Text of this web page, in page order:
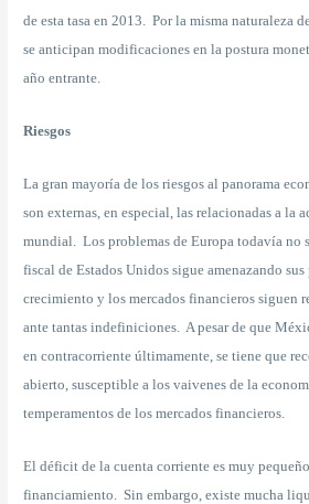
de esta tasa en 2013. Por la misma naturaleza
se anticipan modificaciones en la postura
año entrante.
Riesgos
La gran mayoría de los riesgos al panorama
son externas, en especial, las relacionadas a la
mundial. Los problemas de Europa todavía no
fiscal de Estados Unidos sigue amenazando
crecimiento y los mercados financieros siguen
ante tantas indefiniciones. A pesar de que
en contracorriente últimamente, se tiene que
abierto, susceptible a los vaivenes de la
temperamentos de los mercados financieros.
El déficit de la cuenta corriente es muy
financiamiento. Sin embargo, existe mucha